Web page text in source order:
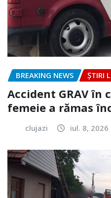
BREAKING NEWS ȘTIRI
Accident GRAV în
femeie a rămas
clujazi iul. 8, 2026